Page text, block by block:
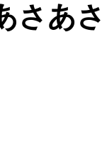
さあ